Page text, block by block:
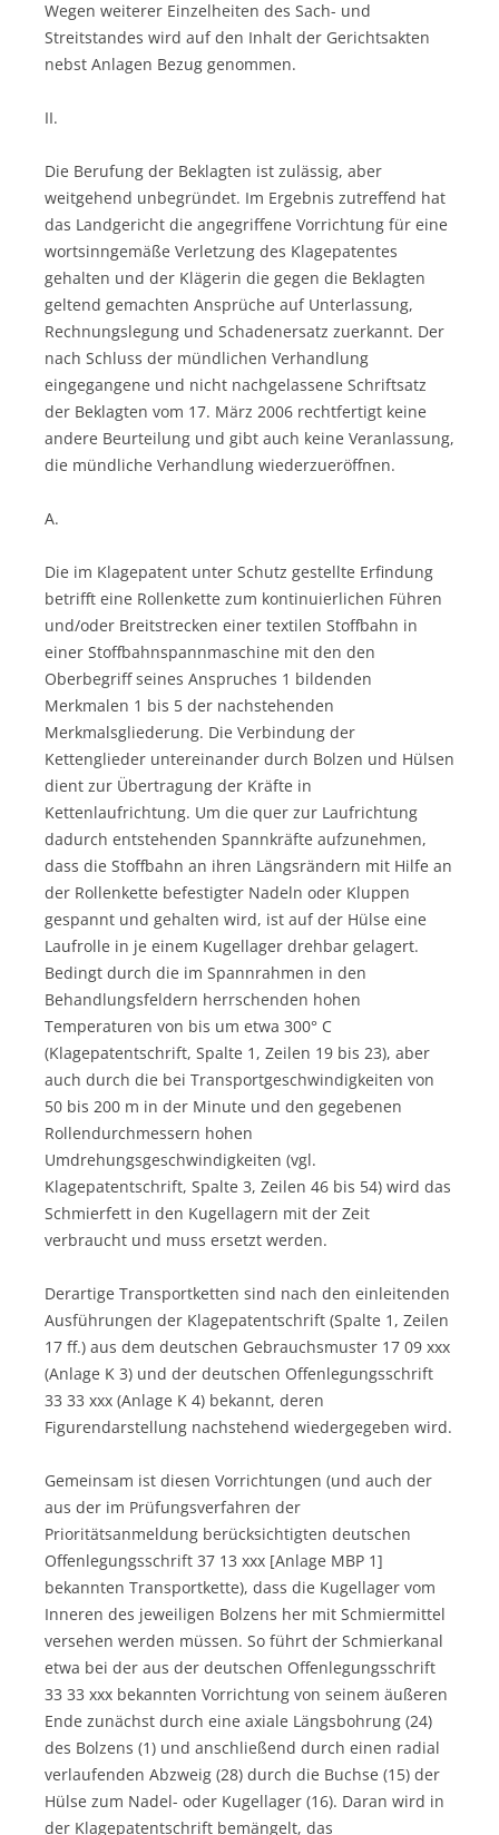
Wegen weiterer Einzelheiten des Sach- und
Streitstandes wird auf den Inhalt der Gerichtsakten
nebst Anlagen Bezug genommen.
II.
Die Berufung der Beklagten ist zulässig, aber
weitgehend unbegründet. Im Ergebnis zutreffend hat
das Landgericht die angegriffene Vorrichtung für eine
wortsinngemäße Verletzung des Klagepatentes
gehalten und der Klägerin die gegen die Beklagten
geltend gemachten Ansprüche auf Unterlassung,
Rechnungslegung und Schadenersatz zuerkannt. Der
nach Schluss der mündlichen Verhandlung
eingegangene und nicht nachgelassene Schriftsatz
der Beklagten vom 17. März 2006 rechtfertigt keine
andere Beurteilung und gibt auch keine Veranlassung,
die mündliche Verhandlung wiederzueröffnen.
A.
Die im Klagepatent unter Schutz gestellte Erfindung
betrifft eine Rollenkette zum kontinuierlichen Führen
und/oder Breitstrecken einer textilen Stoffbahn in
einer Stoffbahnspannmaschine mit den den
Oberbegriff seines Anspruches 1 bildenden
Merkmalen 1 bis 5 der nachstehenden
Merkmalsgliederung. Die Verbindung der
Kettenglieder untereinander durch Bolzen und Hülsen
dient zur Übertragung der Kräfte in
Kettenlaufrichtung. Um die quer zur Laufrichtung
dadurch entstehenden Spannkräfte aufzunehmen,
dass die Stoffbahn an ihren Längsrändern mit Hilfe an
der Rollenkette befestigter Nadeln oder Kluppen
gespannt und gehalten wird, ist auf der Hülse eine
Laufrolle in je einem Kugellager drehbar gelagert.
Bedingt durch die im Spannrahmen in den
Behandlungsfeldern herrschenden hohen
Temperaturen von bis um etwa 300° C
(Klagepatentschrift, Spalte 1, Zeilen 19 bis 23), aber
auch durch die bei Transportgeschwindigkeiten von
50 bis 200 m in der Minute und den gegebenen
Rollendurchmessern hohen
Umdrehungsgeschwindigkeiten (vgl.
Klagepatentschrift, Spalte 3, Zeilen 46 bis 54) wird das
Schmierfett in den Kugellagern mit der Zeit
verbraucht und muss ersetzt werden.
Derartige Transportketten sind nach den einleitenden
Ausführungen der Klagepatentschrift (Spalte 1, Zeilen
17 ff.) aus dem deutschen Gebrauchsmuster 17 09 xxx
(Anlage K 3) und der deutschen Offenlegungsschrift
33 33 xxx (Anlage K 4) bekannt, deren
Figurendarstellung nachstehend wiedergegeben wird.
Gemeinsam ist diesen Vorrichtungen (und auch der
aus der im Prüfungsverfahren der
Prioritätsanmeldung berücksichtigten deutschen
Offenlegungsschrift 37 13 xxx [Anlage MBP 1]
bekannten Transportkette), dass die Kugellager vom
Inneren des jeweiligen Bolzens her mit Schmiermittel
versehen werden müssen. So führt der Schmierkanal
etwa bei der aus der deutschen Offenlegungsschrift
33 33 xxx bekannten Vorrichtung von seinem äußeren
Ende zunächst durch eine axiale Längsbohrung (24)
des Bolzens (1) und anschließend durch einen radial
verlaufenden Abzweig (28) durch die Buchse (15) der
Hülse zum Nadel- oder Kugellager (16). Daran wird in
der Klagepatentschrift bemängelt, das